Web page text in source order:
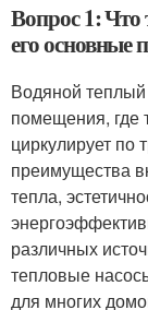
Вопрос 1: Что
его основные
Водяной
помещения, где
циркулирует
преимущества
тепла,
различных
тепловые
для многих